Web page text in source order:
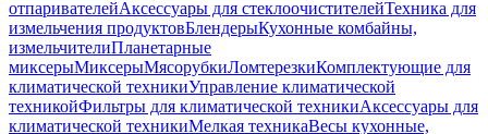
отпаривателейАксессуары для стеклоочистителейТехника для
измельчения продуктовБлендерыКухонные комбайны,
измельчителиПланетарные
миксерыМиксерыМясорубкиЛомтерезкиКомплектующие для
климатической техникиУправление климатической
техникойФильтры для климатической техникиАксессуары для
климатической техникиМелкая техникаВесы кухонные,